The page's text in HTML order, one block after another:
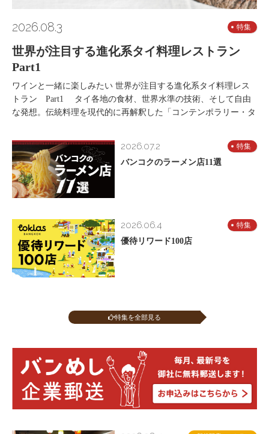
2026.08.3 特集
世界が注目する進化系タイ料理レストラン
Part1
ワインと一緒に楽しみたい 世界が注目する進化系タイ料理レス
トラン Part1 タイ各地の食材、世界水準の技術、そして自由
な発想。伝統料理を現代的に再解釈した「コンテンポラリー・タ
2026.07.2 特集
バンコクのラーメン店11選
2026.06.4 特集
優待リワード100店
特集を全部見る